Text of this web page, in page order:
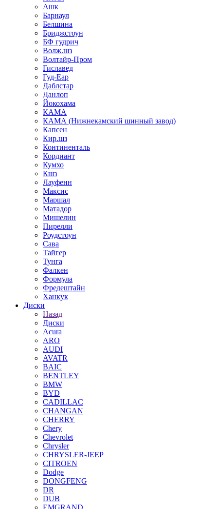
Ашк
Барнаул
Белшина
Бриджстоун
БФ гудрич
Волж.шз
Волтайр-Пром
Гиславед
Гуд-Еар
Даблстар
Данлоп
Йокохама
КАМА
КАМА (Нижнекамский шинный завод)
Капсен
Кир.шз
Континенталь
Кордиант
Кумхо
Кшз
Лауфенн
Максис
Маршал
Матадор
Мишелин
Пирелли
Роудстоун
Сава
Тайгер
Тунга
Фалкен
Формула
Фредештайн
Ханкук
Диски
Назад
Диски
Acura
ARO
AUDI
AVATR
BAIC
BENTLEY
BMW
BYD
CADILLAC
CHANGAN
CHERRY
Chery
Chevrolet
Chrysler
CHRYSLER-JEEP
CITROEN
Dodge
DONGFENG
DR
DUB
EMGRAND